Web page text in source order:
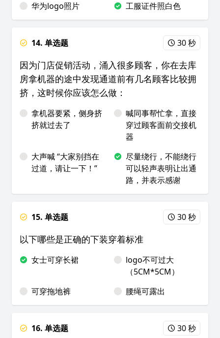
华为logo照片
工服证件照白色
14. 单选题 30 秒
因为门店促销活动，涌入很多顾客，你在去库
房拿机器的途中发现通道前有几名顾客比较拥
挤，这时候你应该怎么做：
拿机器要紧，侧身挤
挤就过去了
喊同事帮忙拿，直接
穿过顾客面前交接机
器
大声喊 “大家别挡在
过道，请让一下！”
尽量绕行，不能绕行
可以轻声表明让出通
路，并表示感谢
15. 单选题 30 秒
以下哪些是正确的下装穿着标准
女士可穿长裙
logo不可过大
（5CM*5CM）
可穿拖地裤
腰绳可露出
16. 单选题 30 秒